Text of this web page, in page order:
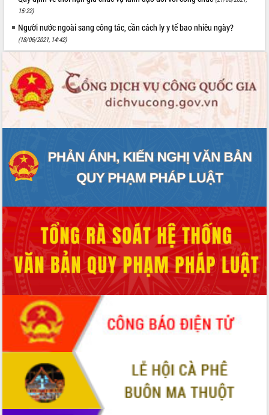
15:22)
Người nước ngoài sang công tác, cần cách ly y tế bao nhiêu ngày?
(18/06/2021, 14:42)